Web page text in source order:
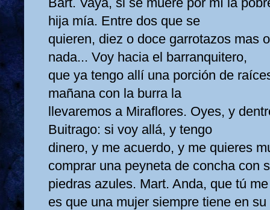
hija mía. Entre dos que se
quieren, diez o doce garrotazos mas
nada... Voy hacia el barranquitero,
que ya tengo allí una porción de
mañana con la burra la
llevaremos a Miraflores. Oyes, y
Buitrago: si voy allá, y tengo
dinero, y me acuerdo, y me quieres
comprar una peyneta de concha con
piedras azules. Mart. Anda, que tú
es que una mujer siempre tiene en